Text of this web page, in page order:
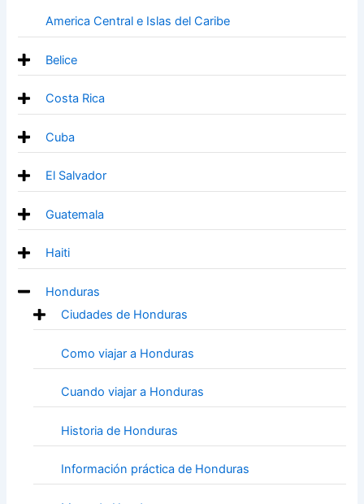
America Central e Islas del Caribe
Belice
Costa Rica
Cuba
El Salvador
Guatemala
Haiti
Honduras
Ciudades de Honduras
Como viajar a Honduras
Cuando viajar a Honduras
Historia de Honduras
Información práctica de Honduras